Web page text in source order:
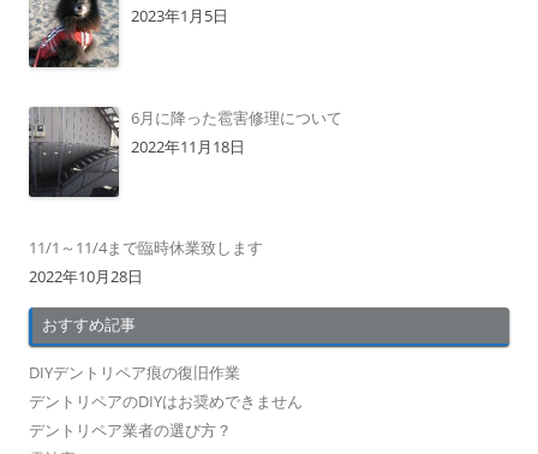
2023年1月5日
6月に降った雹害修理について
2022年11月18日
11/1～11/4まで臨時休業致します
2022年10月28日
おすすめ記事
DIYデントリペア痕の復旧作業
デントリペアのDIYはお奨めできません
デントリペア業者の選び方？